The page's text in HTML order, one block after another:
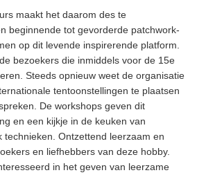
maakt het daarom des te
beginnende tot gevorderde patchwork-
op dit levende inspirerende platform.
bezoekers die inmiddels voor de 15e
Steeds opnieuw weet de organisatie
tentoonstellingen te plaatsen
De workshops geven dit
en een kijkje in de keuken van
technieken. Ontzettend leerzaam en
en liefhebbers van deze hobby.
in het geven van leerzame